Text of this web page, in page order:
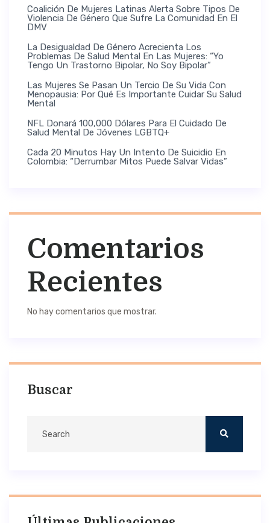
Coalición De Mujeres Latinas Alerta Sobre Tipos De
Violencia De Género Que Sufre La Comunidad En El
DMV
La Desigualdad De Género Acrecienta Los
Problemas De Salud Mental En Las Mujeres: “Yo
Tengo Un Trastorno Bipolar, No Soy Bipolar”
Las Mujeres Se Pasan Un Tercio De Su Vida Con
Menopausia: Por Qué Es Importante Cuidar Su Salud
Mental
NFL Donará 100,000 Dólares Para El Cuidado De
Salud Mental De Jóvenes LGBTQ+
Cada 20 Minutos Hay Un Intento De Suicidio En
Colombia: “Derrumbar Mitos Puede Salvar Vidas”
Comentarios
Recientes
No hay comentarios que mostrar.
Buscar